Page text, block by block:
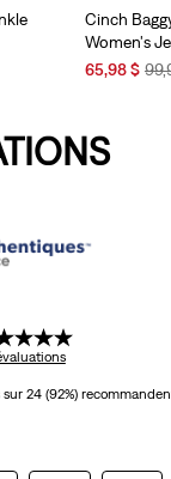
Cinch
Women's
Sale
65,98 $
24 (92%)